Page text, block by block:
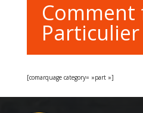
Comment
Particulier
[comarquage category= »part »]